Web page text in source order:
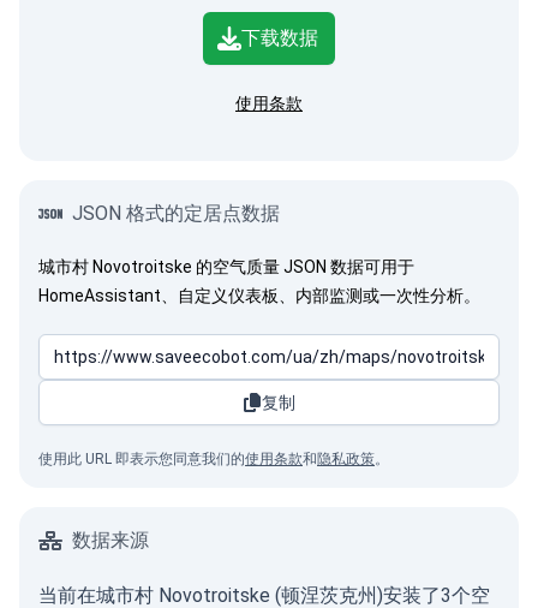
下载数据
使用条款
JSON 格式的定居点数据
城市村 Novotroitske 的空气质量 JSON 数据可用于
HomeAssistant、自定义仪表板、内部监测或一次性分析。
复制
使用此 URL 即表示您同意我们的使用条款和隐私政策。
数据来源
当前在城市村 Novotroitske (顿涅茨克州)安装了3个空